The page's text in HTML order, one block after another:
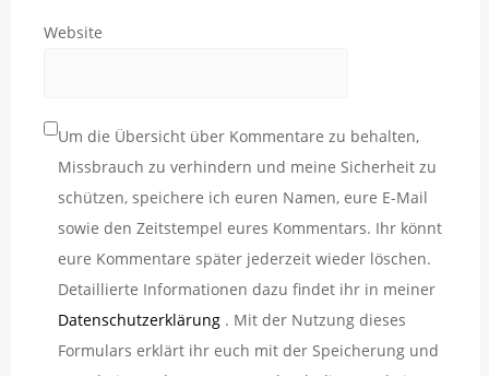
Website
Um die Übersicht über Kommentare zu behalten,
Missbrauch zu verhindern und meine Sicherheit zu
schützen, speichere ich euren Namen, eure E-Mail
sowie den Zeitstempel eures Kommentars. Ihr könnt
eure Kommentare später jederzeit wieder löschen.
Detaillierte Informationen dazu findet ihr in meiner
Datenschutzerklärung . Mit der Nutzung dieses
Formulars erklärt ihr euch mit der Speicherung und